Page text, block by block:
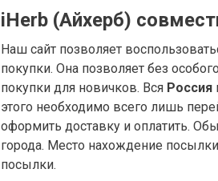
iHerb (Айхерб)
Наш сайт позволяет
покупки. Она позволяет без
покупки для новичков. Вся Россия
этого необходимо всего лишь
оформить доставку и оплатить.
города. Место нахождение
посылки.